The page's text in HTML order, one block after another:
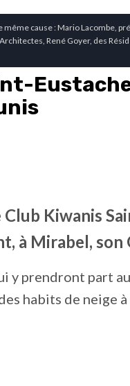
cause : Mario Lacombe,
Architectes, René Goyer, des
Club Kiwanis
à Mirabel,
y prendront part
habits de neige